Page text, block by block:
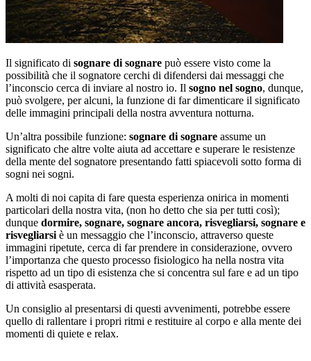
Il significato di sognare di sognare può essere visto come la
possibilità che il sognatore cerchi di difendersi dai messaggi che
l’inconscio cerca di inviare al nostro io. Il sogno nel sogno, dunque,
può svolgere, per alcuni, la funzione di far dimenticare il significato
delle immagini principali della nostra avventura notturna.
Un’altra possibile funzione: sognare di sognare assume un
significato che altre volte aiuta ad accettare e superare le resistenze
della mente del sognatore presentando fatti spiacevoli sotto forma di
sogni nei sogni.
A molti di noi capita di fare questa esperienza onirica in momenti
particolari della nostra vita, (non ho detto che sia per tutti così);
dunque dormire, sognare, sognare ancora, risvegliarsi, sognare e
risvegliarsi è un messaggio che l’inconscio, attraverso queste
immagini ripetute, cerca di far prendere in considerazione, ovvero
l’importanza che questo processo fisiologico ha nella nostra vita
rispetto ad un tipo di esistenza che si concentra sul fare e ad un tipo
di attività esasperata.
Un consiglio al presentarsi di questi avvenimenti, potrebbe essere
quello di rallentare i propri ritmi e restituire al corpo e alla mente dei
momenti di quiete e relax.